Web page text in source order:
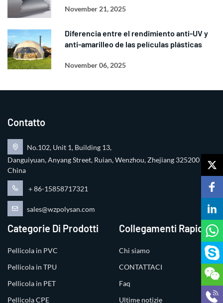
November 21, 2025
Diferencia entre el rendimiento anti-UV y
anti-amarilleo de las películas plásticas
November 06, 2025
Contatto
No.102, Unit 1, Building 13,
Danguiyuan, Anyang Street, Ruian, Wenzhou, Zhejiang 325200
China
＋86-15858717321
sales@wzpolysan.com
Categorie Di Prodotti
Pellicola in PVC
Pellicola in TPU
Pellicola in PET
Pellicola CPE
Collegamenti Rapidi
Chi siamo
CONTATTACI
Faq
Ultime notizie